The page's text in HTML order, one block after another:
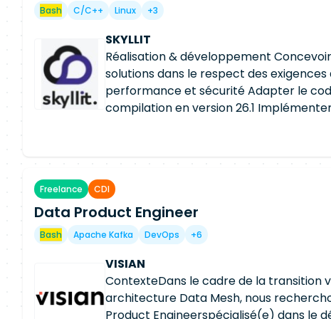
Bash C/C++ Linux +3
SKYLLIT
Réalisation & développement
solutions dans le respect des exigences
performance et sécurité Adapter le
compilation en version 26.1
Chaînes de build & livraison Intervenir
livraisons via XL Deploy et XL Release
(notamment Sophis) Qualité & sécurité
et la sécurité du code (Checkmarx,
les pratiques DevSecOps sur
Documentation & tests Rédiger le volet
user stories Documenter les
Préparer et automatiser les tests, y
d'intégration Support & intégration
la maintenance des applications
Freelance CDI
Data Product Engineer
Bash Apache Kafka DevOps +6
VISIAN
ContexteDans le cadre de la transition
architecture Data Mesh, nous
Product Engineerspécialisé(e) dans le